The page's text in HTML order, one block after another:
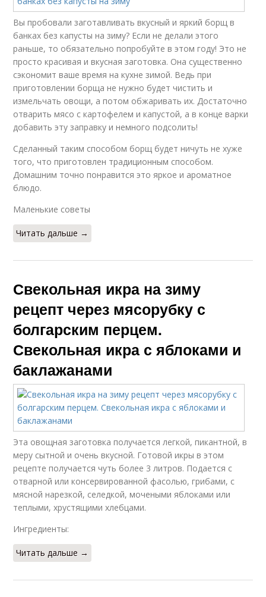
Пошаговые рецепты
Рецепт на литровую
банку
Вкусный горлодер Рецепт на зиму
Рецепт с варкой Пошаговый рецепт
Рецепт с фото
Рецепт с уксусом
Вкусная хреновина
Интересные рецепты
Рецепт с горчицей Любимые рецепты
Рецепт без уксуса
Вы пробовали заготавливать вкусный и яркий борщ в
банках без капусты на зиму? Если не делали этого
раньше, то обязательно попробуйте в этом году! Это не
просто красивая и вкусная заготовка. Она существенно
сэкономит ваше время на кухне зимой. Ведь при
приготовлении борща не нужно будет чистить и
измельчать овощи, а потом обжаривать их. Достаточно
отварить мясо с картофелем и капустой, а в конце варки
добавить эту заправку и немного подсолить!
Сделанный таким способом борщ будет ничуть не хуже
того, что приготовлен традиционным способом.
Домашним точно понравится это яркое и ароматное
блюдо.
Маленькие советы
Читать дальше →
Свекольная икра на зиму
рецепт через мясорубку с
болгарским перцем.
Свекольная икра с яблоками и
баклажанами
Эта овощная заготовка получается легкой, пикантной, в
меру сытной и очень вкусной. Готовой икры в этом
рецепте получается чуть более 3 литров. Подается с
отварной или консервированной фасолью, грибами, с
мясной нарезкой, селедкой, мочеными яблоками или
теплыми, хрустящими хлебцами.
Ингредиенты:
Читать дальше →